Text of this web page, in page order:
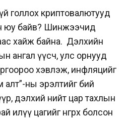
голлох криптовалютууд
юу байв? Шинжээчид
хайж байна. Дэлхийн
ангал үүсч, улс орнууд
хэвлэж, инфляцийг
алт”-ны эрэлтийг бий
дэлхий нийт цар тахлын
илүү цагийг өнгөрөөх болсон